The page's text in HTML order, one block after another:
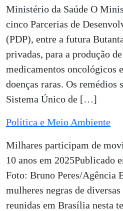
Ministério da Saúde O
cinco Parcerias de
(PDP), entre a futura
privadas, para a produção
medicamentos oncológicos
doenças raras. Os remédios
Sistema Único de […]
Política e Meio Ambiente
Milhares participam de
10 anos em 2025Publicado
Foto: Bruno Peres/Agência
mulheres negras de
reunidas em Brasília nesta